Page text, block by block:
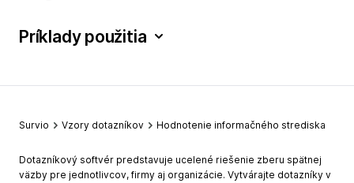
Príklady použitia
Survio Vzory dotazníkov Hodnotenie informačného strediska
Dotazníkový softvér predstavuje ucelené riešenie zberu spätnej
väzby pre jednotlivcov, firmy aj organizácie. Vytvárajte dotazníky v